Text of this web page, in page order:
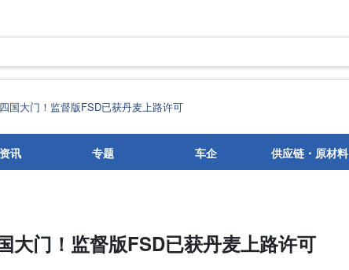
国大门！监督版FSD已获丹麦上路许可
讯 专题 车企 供应链・原材料
大门！监督版FSD已获丹麦上路许可